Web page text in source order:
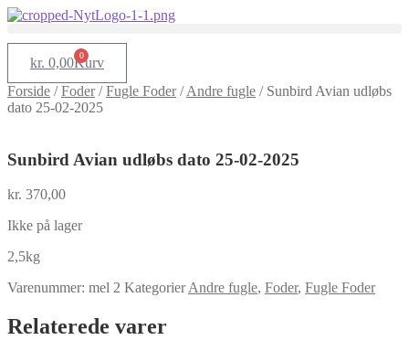
kr. 0,00 0
Kurv
Forside /Foder/Fugle Foder/Andre fugle / Sunbird Avian udløbs
dato 25-02-2025
Sunbird Avian udløbs dato 25-02-2025
kr. 370,00
Ikke på lager
2,5kg
Varenummer: mel 2 KategorierAndre fugle, Foder, Fugle Foder
Relaterede varer